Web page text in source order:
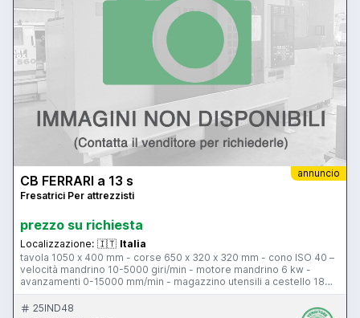
annuncio
CB FERRARI a 13 s
Fresatrici Per attrezzisti
prezzo su richiesta
Localizzazione: 🇮🇹 Italia
tavola 1050 x 400 mm - corse 650 x 320 x 320 mm - cono ISO 40 –
velocità mandrino 10-5000 giri/min - motore mandrino 6 kw -
avanzamenti 0-15000 mm/min - magazzino utensili a cestello 18
posizioni - CNC Selca S 1200
25IND48